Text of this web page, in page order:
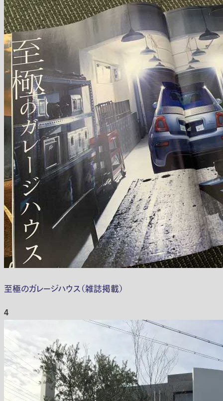
至極のガレージハウス（雑誌掲載）
4